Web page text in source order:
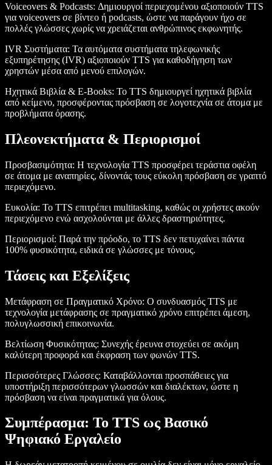
Voiceovers & Podcasts: Δημιουργοί περιεχομένου αξιοποιούν TTS
για voiceovers σε βίντεο ή podcasts, ώστε να παράγουν ήχο σε
πολλές γλώσσες χωρίς να χρειάζεται ανθρώπινος εκφωνητής.
IVR Συστήματα: Τα αυτόματα συστήματα τηλεφωνικής
εξυπηρέτησης (IVR) αξιοποιούν TTS για καθοδήγηση των
χρηστών μέσα από μενού επιλογών.
Ηχητικά Βιβλία & E-Books: Το TTS δημιουργεί ηχητικά βιβλία
από κείμενο, προσφέροντας πρόσβαση σε λογοτεχνία σε άτομα με
προβλήματα όρασης.
Πλεονεκτήματα & Περιορισμοί
Προσβασιμότητα: Η τεχνολογία TTS προσφέρει τεράστια οφέλη
σε άτομα με αναπηρίες, δίνοντάς τους εύκολη πρόσβαση σε γραπτό
περιεχόμενο.
Ευκολία: Το TTS επιτρέπει multitasking, καθώς οι χρήστες ακούν
περιεχόμενο ενώ ασχολούνται με άλλες δραστηριότητες.
Περιορισμοί: Παρά την πρόοδο, το TTS δεν πετυχαίνει πάντα
100% φυσικότητα, ειδικά σε γλώσσες με τόνους.
Τάσεις και Εξελίξεις
Μετάφραση σε Πραγματικό Χρόνο: Ο συνδυασμός TTS με
τεχνολογία μετάφρασης σε πραγματικό χρόνο επιτρέπει άμεση,
πολυγλωσσική επικοινωνία.
Βελτίωση Φυσικότητας: Συνεχής έρευνα στοχεύει σε ακόμη
καλύτερη προφορά και έκφραση των φωνών TTS.
Περισσότερες Γλώσσες: Καταβάλλονται προσπάθειες για
υποστήριξη περισσότερων γλωσσών και διαλέκτων, ώστε η
πρόσβαση να είναι πραγματικά για όλους.
Συμπέρασμα: Το TTS ως Βασικό
Ψηφιακό Εργαλείο